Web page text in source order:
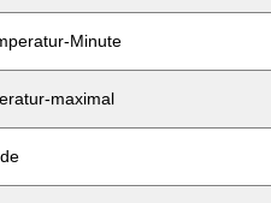
Minute
maximal